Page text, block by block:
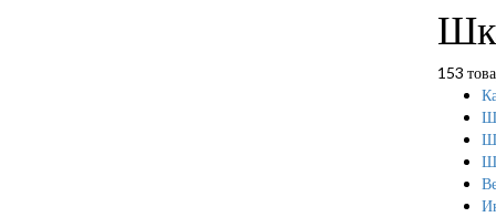
153